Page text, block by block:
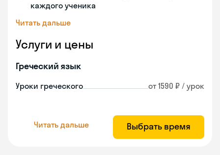
каждого ученика
Читать дальше
Услуги и цены
Греческий язык
Уроки греческого от 1590 ₽ / урок
Читать дальше Выбрать время